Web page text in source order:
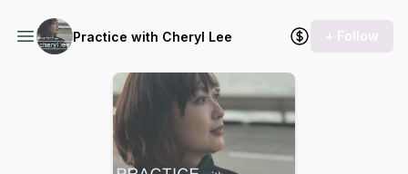
Practice with Cheryl Lee + Follow